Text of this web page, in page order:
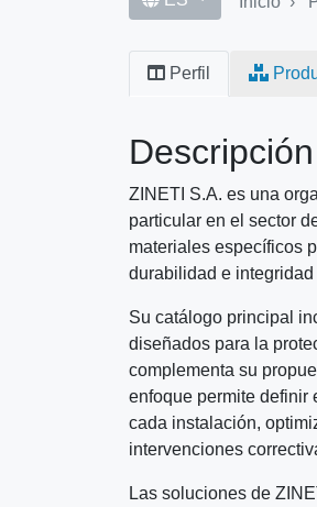
Primary
Perfil
ZINETI S.A. es una
particular en el sector
materiales específicos
durabilidad e
Su catálogo principal
diseñados para la
complementa su
enfoque permite definir
cada instalación,
intervenciones
Las soluciones de